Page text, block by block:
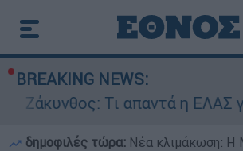
BREAKING NEWS:
Τι απαντά η ΕΛΑΣ για τους 8
δημοφιλές τώρα: Νέα κλιμάκωση: Η